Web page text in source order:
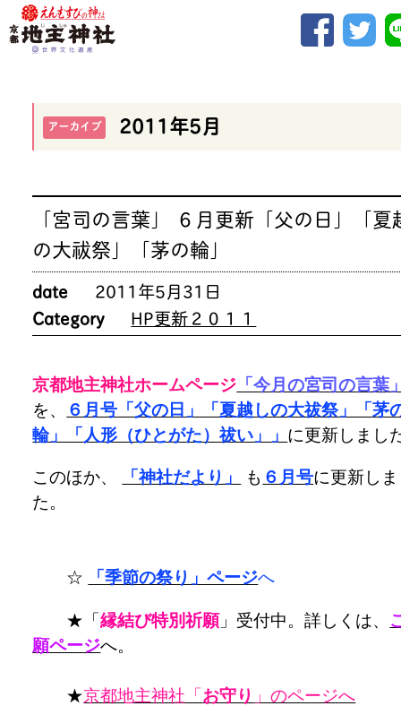
アーカイブ 2011年5月
「宮司の言葉」 ６月更新「父の日」「夏
の大祓祭」「茅の輪」
date
2011年5月31日
Category
HP更新２０１１
京都地主神社ホームページ 「今月の宮司の言葉
を、
６月号「父の日」「夏越しの大祓祭」「茅
輪」「人形（ひとがた）祓い」」 に更新しまし
このほか、 「神社だより」 も ６月号に更新し
た。
☆ 「季節の祭り」ページへ
★「縁結び特別祈願」受付中。詳しくは、
願ページへ。
★京都地主神社「お守り 」のページへ